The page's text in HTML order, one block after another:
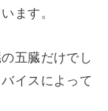
ます。
五臓だけでし
イスによって